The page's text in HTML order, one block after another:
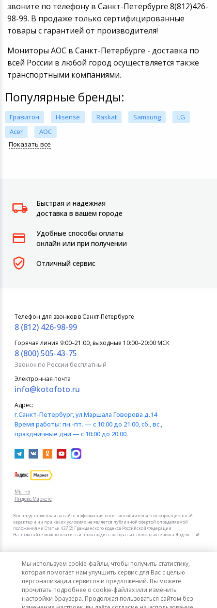
звоните по телефону в Санкт-Петербурге 8(812)426-
98-99. В продаже только сертифицированные
товары с гарантией от производителя!
Мониторы AOC в Санкт-Петербурге - доставка по
всей России в любой город осуществляется также
транспортными компаниями.
Популярные бренды:
Гравитон Hisense Raskat Samsung
LG
Acer
AOC
Показать все
Быстрая и надежная
доставка в вашем городе
Удобные способы оплаты
онлайн или при получении
Отличный сервис
Мы используем cookie-файлы, чтобы получить статистику,
которая помогает нам улучшить сервис для Вас с целью
персонализации сервисов и предложений. Вы можете
прочитать подробнее о cookie-файлах или изменить
настройки браузера. Продолжая пользоваться сайтом без
Мы на
Яндекс.Маркете
Телефон для звонков в Санкт-Петербурге
8 (812) 426-98-99
Горячая линия 9:00–21:00, выходные 10:00–20:00 МСК
8 (800) 505-43-75
Звонок по России бесплатный
Электронная почта
info@kotofoto.ru
Адрес:
г.Санкт-Петербург, ул.Маршала Говорова д.14
Время работы: пн.-пт. — с 10:00 до 21:00, сб., вс.,
праздничные дни — с 10:00 до 20:00.
Вся представленная на сайте информация носит исключительно информационный
характер и ни при каких условиях не является публичной офертой определяемой
положениями Статьи 437 (2) Гражданского кодекса Российской Федерации.
На этом сайте можно платить и производить возвраты с помощью сервиса Яндекс Пэй.
Мы в других городах
Санкт-Петербург
Москва
Интернет-гипермаркет актуальных товаров «КотоФото»
© 2008–2026. Все цены указаны в рублях РФ.